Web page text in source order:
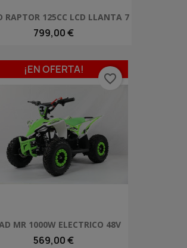
RAPTOR 125CC LCD LLANTA 7
799,00 €
MR 1000W ELECTRICO 48V
569,00 €
¡EN OFERTA!
favorite_border